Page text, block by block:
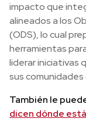
impacto que
alineados a los
(ODS), lo cual
herramientas
liderar iniciativas
sus comunidades
También le
dicen dónde